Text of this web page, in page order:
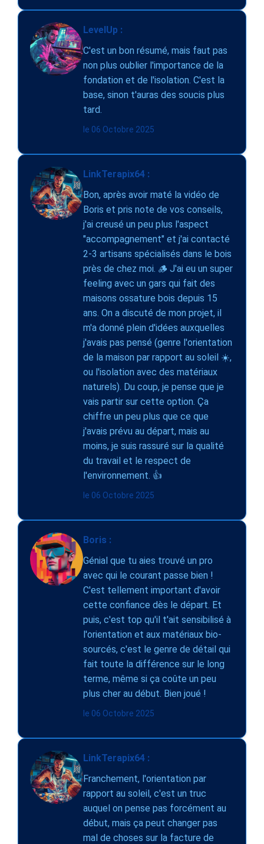
LevelUp :
C'est un bon résumé, mais faut pas
non plus oublier l'importance de la
fondation et de l'isolation. C'est la
base, sinon t'auras des soucis plus
tard.
le 06 Octobre 2025
LinkTerapix64 :
Bon, après avoir maté la vidéo de
Boris et pris note de vos conseils,
j'ai creusé un peu plus l'aspect
"accompagnement" et j'ai contacté
2-3 artisans spécialisés dans le bois
près de chez moi. 🪵 J'ai eu un super
feeling avec un gars qui fait des
maisons ossature bois depuis 15
ans. On a discuté de mon projet, il
m'a donné plein d'idées auxquelles
j'avais pas pensé (genre l'orientation
de la maison par rapport au soleil ☀️,
ou l'isolation avec des matériaux
naturels). Du coup, je pense que je
vais partir sur cette option. Ça
chiffre un peu plus que ce que
j'avais prévu au départ, mais au
moins, je suis rassuré sur la qualité
du travail et le respect de
l'environnement. 👍
le 06 Octobre 2025
Boris :
Génial que tu aies trouvé un pro
avec qui le courant passe bien !
C'est tellement important d'avoir
cette confiance dès le départ. Et
puis, c'est top qu'il t'ait sensibilisé à
l'orientation et aux matériaux bio-
sourcés, c'est le genre de détail qui
fait toute la différence sur le long
terme, même si ça coûte un peu
plus cher au début. Bien joué !
le 06 Octobre 2025
LinkTerapix64 :
Franchement, l'orientation par
rapport au soleil, c'est un truc
auquel on pense pas forcément au
début, mais ça peut changer pas
mal de choses sur la facture de